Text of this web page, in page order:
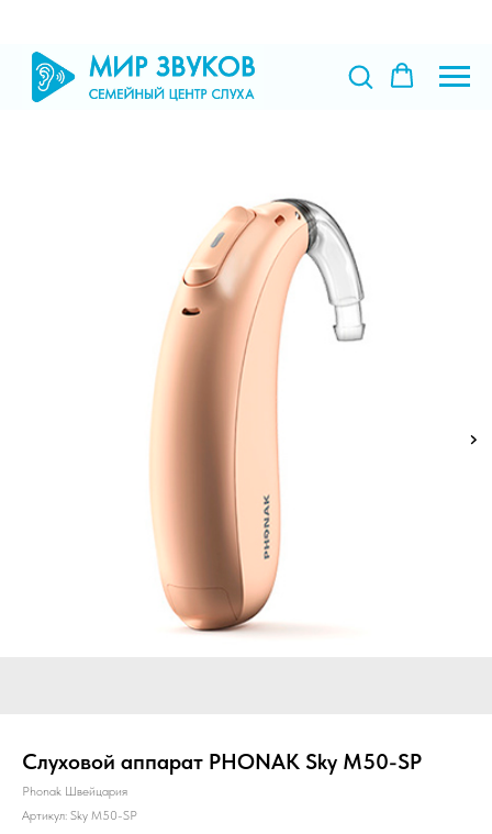
Слуховой аппарат PHONAK Sky M50-SP
Phonak Швейцария
Артикул: Sky M50-SP